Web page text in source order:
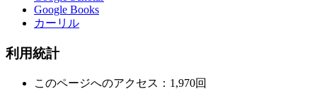
Google Books
カーリル
利用統計
このページへのアクセス：1,970回